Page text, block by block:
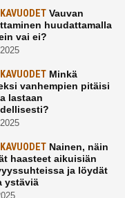
Vauvan
huudattamalla
vai ei?
Minkä
vanhempien pitäisi
lastaan
Nainen, näin
haasteet aikuisiän
ja löydät
ystäviä